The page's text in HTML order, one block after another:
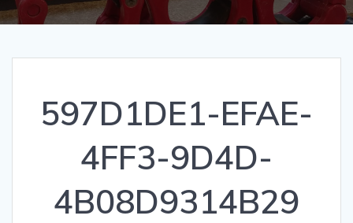
597D1DE1-EFAE-
4FF3-9D4D-
4B08D9314B29